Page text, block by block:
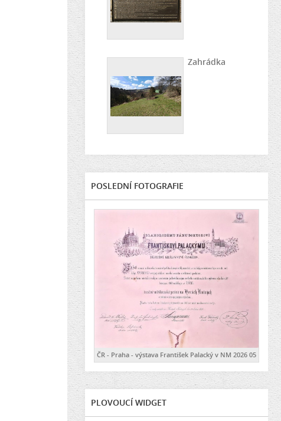
Zahrádka
POSLEDNÍ FOTOGRAFIE
ČR - Praha - výstava František Palacký v NM 2026 05
PLOVOUCÍ WIDGET